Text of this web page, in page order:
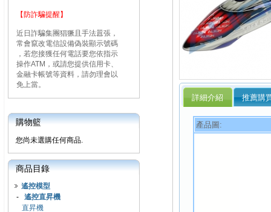
【防詐騙提醒】
近日詐騙集團猖獗且手法囂張，
常會竄改電信設備偽裝顯示號碼
，若您接獲任何電話要您依指示
操作ATM，或請您提供信用卡、
金融卡帳號等資料，請勿理會以
免上當。
購物籃
您尚未選購任何商品.
商品目錄
遙控模型
- 遙控直昇機
直昇機
詳細介紹 推薦購
產品圖: